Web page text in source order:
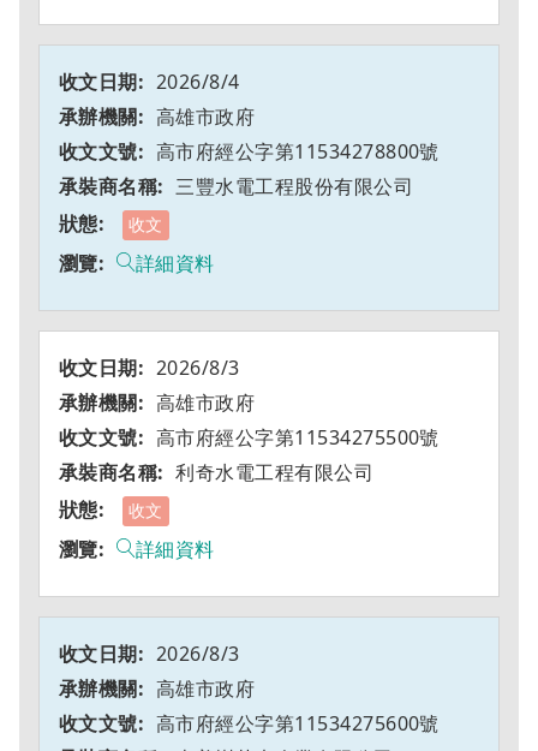
2026/8/4
高雄市政府
高市府經公字第11534278800號
三豐水電工程股份有限公司
收文
詳細資料
2026/8/3
高雄市政府
高市府經公字第11534275500號
利奇水電工程有限公司
收文
詳細資料
2026/8/3
高雄市政府
高市府經公字第11534275600號